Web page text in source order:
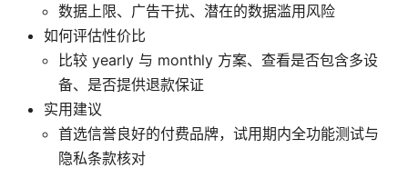
数据上限、广告干扰、潜在的数据滥用风险
如何评估性价比
比较 yearly 与 monthly 方案、查看是否包含多设
备、是否提供退款保证
实用建议
首选信誉良好的付费品牌，试用期内全功能测试与
隐私条款核对